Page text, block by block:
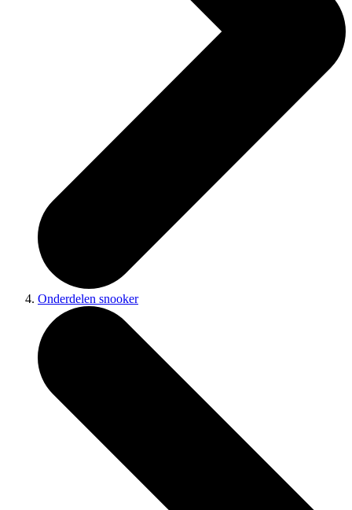
Onderdelen snooker